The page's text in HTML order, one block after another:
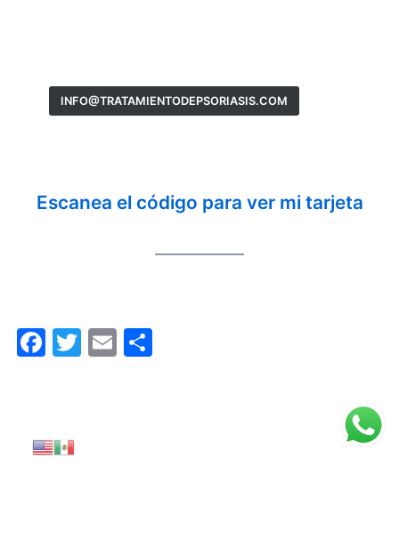
INFO@TRATAMIENTODEPSORIASIS.COM
Escanea el código para ver mi tarjeta
Facebook
Twitter
Email